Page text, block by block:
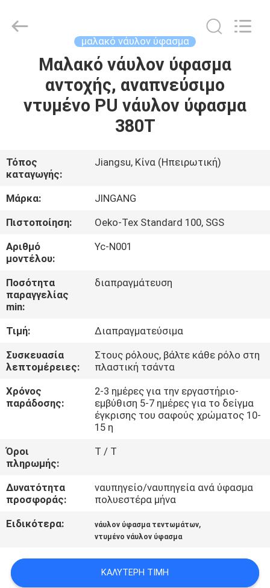
ΣΠΊΤΙ
ΠΡΟΪΌΝΤΑ
ΕΜΕΊΣ
ΓΎΡΟΣ
ΕΡΓΟΣΤΑΣΊΩΝ
ΠΟΙΟΤΙΚΌΣ
ΈΛΕΓΧΟΣ
ΕΛΆΤΕ
ΣΕ
ΕΠΑΦΉ
ΜΕ
COMPANY
SITEMAP
Textile
Co.,Ltd.
μαλακό νάυλον ύφασμα
Μαλακό νάυλον ύφασμα
αντοχής, αναπνεύσιμο
ντυμένο PU νάυλον ύφασμα
380T
Τόπος
καταγωγής:
Jiangsu, Κίνα (Ηπειρωτική)
Μάρκα:
JINGANG
Πιστοποίηση:
Oeko-Tex Standard 100, SGS
Αριθμό
μοντέλου:
Yc-N001
Ποσότητα
παραγγελίας
min:
διαπραγμάτευση
Τιμή:
Διαπραγματεύσιμα
Συσκευασία
λεπτομέρειες:
Στους ρόλους, βάλτε κάθε ρόλο στη
πλαστική τσάντα
Χρόνος
παράδοσης:
2-3 ημέρες για την εργαστήριο-
εμβύθιση 5-7 ημέρες για το δείγμα
έγκρισης του σαφούς χρώματος 10-
15 η
Όροι
πληρωμής:
T / T
Δυνατότητα
προσφοράς:
ναυπηγείο/ναυπηγεία ανά ύφασμα
πολυεστέρα μήνα
Ειδικότερα:
νάυλον ύφασμα τεντωμάτων,
ντυμένο νάυλον ύφασμα
ΚΑΛΎΤΕΡΗ ΤΙΜΉ